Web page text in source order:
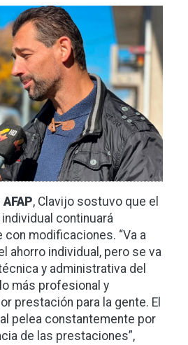
AFAP, Clavijo sostuvo que el
continuará
con modificaciones. “Va a
ahorro individual, pero se va
y administrativa del
más profesional y
prestación para la gente. El
pelea constantemente por
de las prestaciones”,